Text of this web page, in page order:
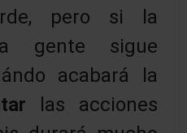
pero si la
gente sigue
acabará la
las acciones